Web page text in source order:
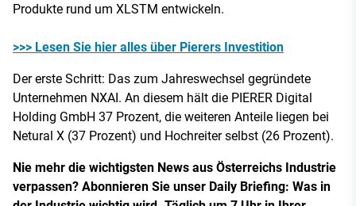
Produkte rund um XLSTM entwickeln.
>>> Lesen Sie hier alles über Pierers Investition
Der erste Schritt: Das zum Jahreswechsel gegründete
Unternehmen NXAI. An diesem hält die PIERER Digital
Holding GmbH 37 Prozent, die weiteren Anteile liegen bei
Netural X (37 Prozent) und Hochreiter selbst (26 Prozent).
Nie mehr die wichtigsten News aus Österreichs Industrie
verpassen? Abonnieren Sie unser Daily Briefing: Was in